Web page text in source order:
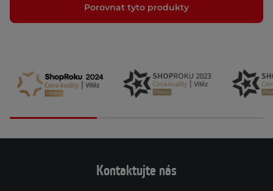
Porovnat tyto produkty
Kontaktujte nás